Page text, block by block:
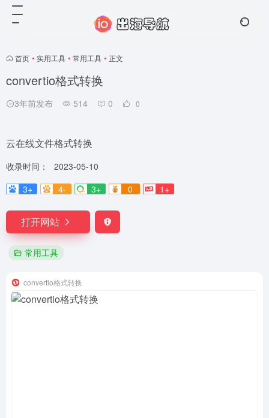
首页 • 实用工具 • 常用工具 • 正文
convertio格式转换
3年前发布 514 0 0
云在线文件格式转换
收录时间：
2023-05-10
3+
4- 3+ 0 1+
打开网站
常用工具
convertio格式转换